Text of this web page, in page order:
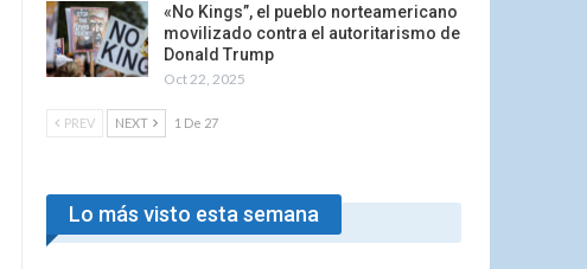
«No Kings”, el pueblo norteamericano
movilizado contra el autoritarismo de
Donald Trump
Oct 22, 2025
PREV NEXT 1 De 27
Lo más visto esta semana